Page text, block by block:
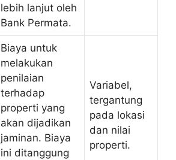
lebih lanjut oleh
Bank Permata.
Biaya untuk
melakukan
penilaian
terhadap
properti yang
akan dijadikan
jaminan. Biaya
ini ditanggung
Variabel,
tergantung
pada lokasi
dan nilai
properti.